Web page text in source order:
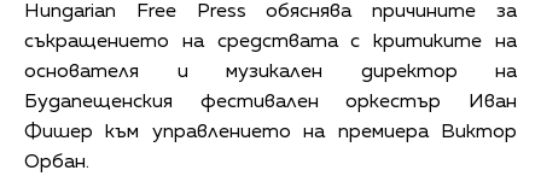
Hungarian Free Press обяснява причините за
съкращението на средствата с критиките на
основателя и музикален директор на
Будапещенския фестивален оркестър Иван
Фишер към управлението на премиера Виктор
Орбан.